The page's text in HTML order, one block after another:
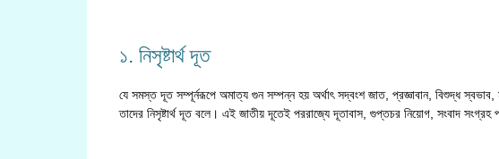
১. নিসৃষ্টার্থ দূত
যে সমস্ত দূত সম্পূর্নরূপে অমাত্য গুন সম্পন্ন হয় অর্থাৎ সদ্বংশ জাত, প্রজ্ঞাবান, বিশুদ্ধ
তাদের নিসৃষ্টার্থ দূত বলে। এই জাতীয় দূতেই পররাজ্যে দূতাবাস, গুপ্তচর নিয়োগ, সংবাদ সংগ্রহ